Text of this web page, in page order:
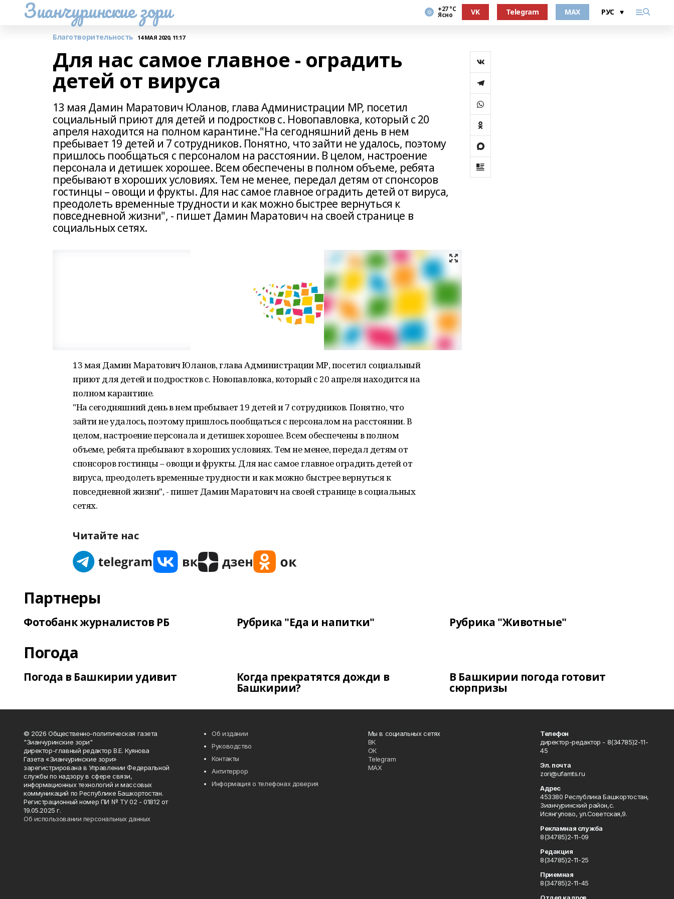
Зианчуринские зори +27 °С
Ясно VK Telegram MAX
Благотворительность 14 МАЯ 2020, 11:17
Для нас самое главное - оградить
детей от вируса
13 мая Дамин Маратович Юланов, глава Администрации МР, посетил
социальный приют для детей и подростков с. Новопавловка, который с 20
апреля находится на полном карантине."На сегодняшний день в нем
пребывает 19 детей и 7 сотрудников. Понятно, что зайти не удалось, поэтому
пришлось пообщаться с персоналом на расстоянии. В целом, настроение
персонала и детишек хорошее. Всем обеспечены в полном объеме, ребята
пребывают в хороших условиях. Тем не менее, передал детям от спонсоров
гостинцы – овощи и фрукты. Для нас самое главное оградить детей от вируса,
преодолеть временные трудности и как можно быстрее вернуться к
повседневной жизни", - пишет Дамин Маратович на своей странице в
социальных сетях.
13 мая Дамин Маратович Юланов, глава Администрации МР, посетил социальный
приют для детей и подростков с. Новопавловка, который с 20 апреля находится на
полном карантине.
"На сегодняшний день в нем пребывает 19 детей и 7 сотрудников. Понятно, что
зайти не удалось, поэтому пришлось пообщаться с персоналом на расстоянии. В
целом, настроение персонала и детишек хорошее. Всем обеспечены в полном
объеме, ребята пребывают в хороших условиях. Тем не менее, передал детям от
спонсоров гостинцы – овощи и фрукты. Для нас самое главное оградить детей от
вируса, преодолеть временные трудности и как можно быстрее вернуться к
повседневной жизни", - пишет Дамин Маратович на своей странице в социальных
сетях.
Читайте нас
Партнеры
Фотобанк журналистов РБ Рубрика "Еда и напитки" Рубрика "Животные"
Погода
Погода в Башкирии удивит Когда прекратятся дожди в
Башкирии?
В Башкирии погода готовит
сюрпризы
© 2026 Общественно-политическая газета
"Зианчуринские зори"
директор-главный редактор В.Е. Куянова
Газета «Зианчуринские зори»
зарегистрирована в Управлении Федеральной
службы по надзору в сфере связи,
информационных технологий и массовых
коммуникаций по Республике Башкортостан.
Регистрационный номер ПИ № ТУ 02 - 01812 от
19.05.2025 г.
Об использовании персональных данных
Об издании
Руководство
Контакты
Антитеррор
Информация о телефонах доверия
Мы в социальных сетях
ВК
ОК
Telegram
MAX
Телефон
директор-редактор - 8(34785)2-11-
45
Эл. почта
zori@ufamts.ru
Адрес
453380 Республика Башкортостан,
Зианчуринский район,с.
Исянгулово, ул.Советская,9.
Рекламная служба
8(34785)2-11-09
Редакция
8(34785)2-11-25
Приемная
8(34785)2-11-45